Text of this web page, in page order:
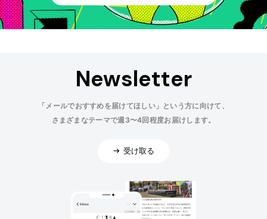
Newsletter
「メールでおすすめを届けてほしい」という方に向けて、
さまざまなテーマで週3〜4回程度お届けします。
受け取る